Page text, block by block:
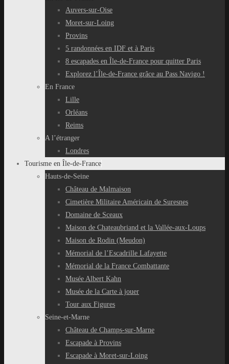
Auvers-sur-Oise
Moret-sur-Loing
Provins
5 randonnées en IDF et à Paris
8 escapades en Île-de-France pour quitter Paris
Explorez l’Île-de-France grâce au Pass Navigo !
En France
Lille
Orléans
Reims
A l’étranger
Londres
Tourisme en Île-de-France
Hauts-de-Seine
Château de Malmaison
Cimetière Militaire Américain de Suresnes
Domaine de Sceaux
Maison de Chateaubriand et la Vallée-aux-Loups
Maison de Rodin (Meudon)
Mémorial de l’Escadrille Lafayette
Mémorial de la France Combattante
Musée Albert Kahn
Musée de la Carte à jouer
Tour aux Figures
Seine-et-Marne
Château de Champs-sur-Marne
Escapade à Provins
Escapade à Moret-sur-Loing